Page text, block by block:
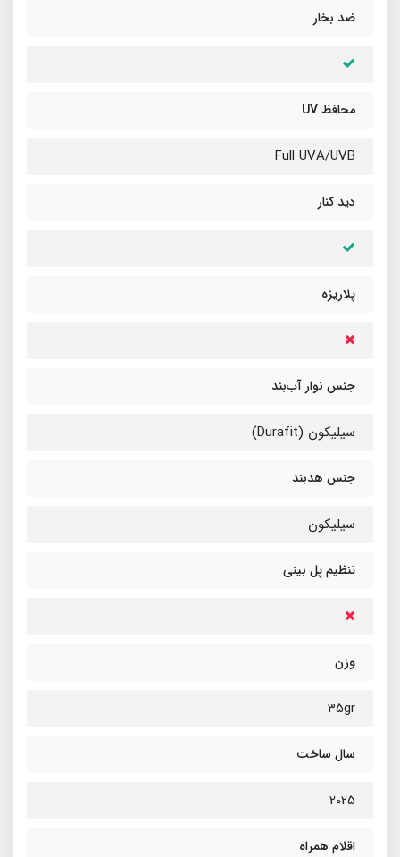
ضد بخار
محافظ UV
Full UVA/UVB
دید کنار
پلاریزه
جنس نوار آب‌بند
سیلیکون (Durafit)
جنس هدبند
سیلیکون
تنظیم پل بینی
وزن
35gr
سال ساخت
2025
اقلام همراه